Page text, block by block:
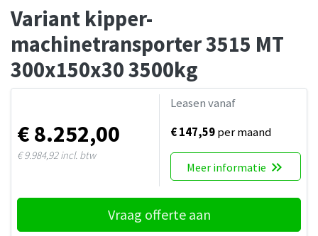
Variant kipper-
machinetransporter 3515 MT
300x150x30 3500kg
€ 8.252,00
€ 9.984,92incl. btw
Leasen vanaf
€ 147,59per maand
Meer informatie keyboard_double_arrow_right
Vraag offerte aan